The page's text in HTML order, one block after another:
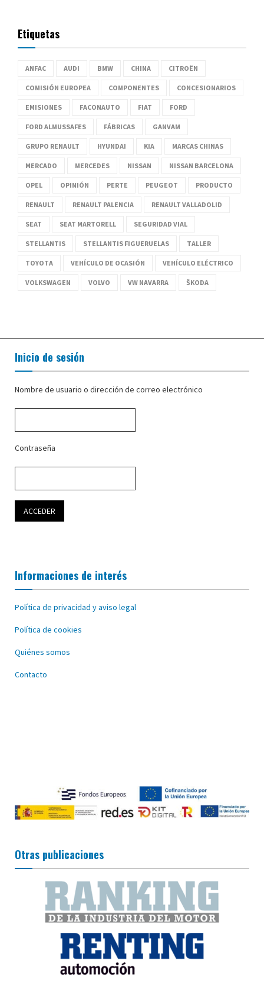
Etiquetas
ANFAC AUDI BMW CHINA CITROËN
COMISIÓN EUROPEA COMPONENTES CONCESIONARIOS
EMISIONES FACONAUTO FIAT FORD
FORD ALMUSSAFES FÁBRICAS GANVAM
GRUPO RENAULT HYUNDAI KIA MARCAS CHINAS
MERCADO MERCEDES NISSAN NISSAN BARCELONA
OPEL OPINIÓN PERTE PEUGEOT PRODUCTO
RENAULT RENAULT PALENCIA RENAULT VALLADOLID
SEAT SEAT MARTORELL SEGURIDAD VIAL
STELLANTIS STELLANTIS FIGUERUELAS TALLER
TOYOTA VEHÍCULO DE OCASIÓN VEHÍCULO ELÉCTRICO
VOLKSWAGEN VOLVO VW NAVARRA ŠKODA
Inicio de sesión
Nombre de usuario o dirección de correo electrónico
Contraseña
Informaciones de interés
Política de privacidad y aviso legal
Política de cookies
Quiénes somos
Contacto
Otras publicaciones